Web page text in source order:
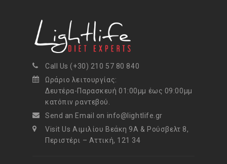
Call Us (+30) 210 57 80 840
Ωράριο λειτουργίας:
Δευτέρα-Παρασκευή 01:00μμ έως 09:00μμ
κατόπιν ραντεβού.
Send an Email on info@lightlife.gr
Visit Us Αιμιλίου Βεάκη 9Α & Ρούσβελτ 8,
Περιστέρι – Αττική, 121 34